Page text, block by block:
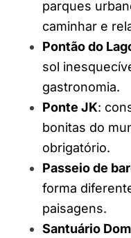
parques
caminhar e
Pontão do
sol
gastronomia.
Ponte JK:
bonitas do
obrigatório.
Passeio de
forma
paisagens.
Santuário